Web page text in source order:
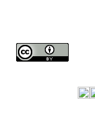
4.0 International